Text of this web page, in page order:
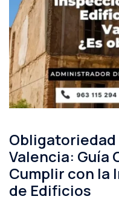
Obligatoriedad
Valencia: Guía
Cumplir con la
de Edificios